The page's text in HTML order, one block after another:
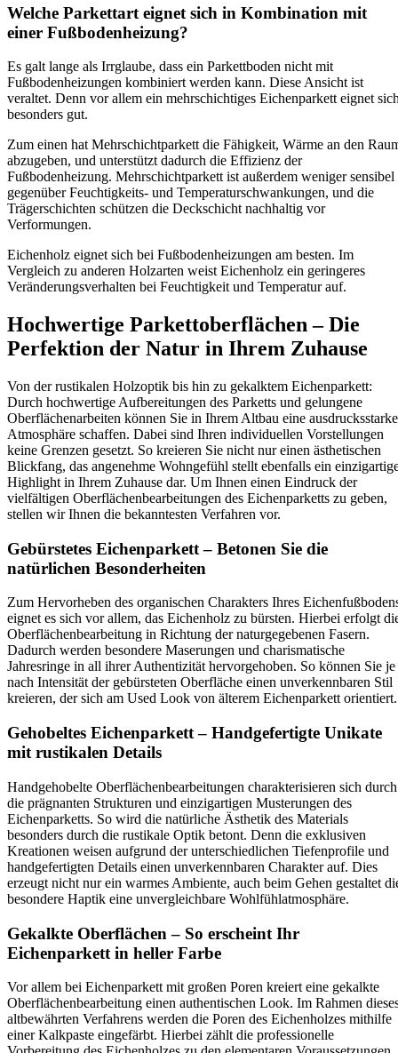
Welche Parkettart eignet sich in Kombination mit
einer Fußbodenheizung?
Es galt lange als Irrglaube, dass ein Parkettboden nicht mit
Fußbodenheizungen kombiniert werden kann. Diese Ansicht ist
veraltet. Denn vor allem ein mehrschichtiges Eichenparkett eignet
besonders gut.
Zum einen hat Mehrschichtparkett die Fähigkeit, Wärme an den
abzugeben, und unterstützt dadurch die Effizienz der
Fußbodenheizung. Mehrschichtparkett ist außerdem weniger sensibel
gegenüber Feuchtigkeits- und Temperaturschwankungen, und die
Trägerschichten schützen die Deckschicht nachhaltig vor
Verformungen.
Eichenholz eignet sich bei Fußbodenheizungen am besten. Im
Vergleich zu anderen Holzarten weist Eichenholz ein geringeres
Veränderungsverhalten bei Feuchtigkeit und Temperatur auf.
Hochwertige Parkettoberflächen – Die
Perfektion der Natur in Ihrem Zuhause
Von der rustikalen Holzoptik bis hin zu gekalktem Eichenparkett:
Durch hochwertige Aufbereitungen des Parketts und gelungene
Oberflächenarbeiten können Sie in Ihrem Altbau eine ausdrucksstarke
Atmosphäre schaffen. Dabei sind Ihren individuellen Vorstellungen
keine Grenzen gesetzt. So kreieren Sie nicht nur einen ästhetischen
Blickfang, das angenehme Wohngefühl stellt ebenfalls ein
Highlight in Ihrem Zuhause dar. Um Ihnen einen Eindruck der
vielfältigen Oberflächenbearbeitungen des Eichenparketts zu geben,
stellen wir Ihnen die bekanntesten Verfahren vor.
Gebürstetes Eichenparkett – Betonen Sie die
natürlichen Besonderheiten
Zum Hervorheben des organischen Charakters Ihres
eignet es sich vor allem, das Eichenholz zu bürsten. Hierbei erfolgt
Oberflächenbearbeitung in Richtung der naturgegebenen Fasern.
Dadurch werden besondere Maserungen und charismatische
Jahresringe in all ihrer Authentizität hervorgehoben. So können Sie je
nach Intensität der gebürsteten Oberfläche einen unverkennbaren Stil
kreieren, der sich am Used Look von älterem Eichenparkett orientiert.
Gehobeltes Eichenparkett – Handgefertigte Unikate
mit rustikalen Details
Handgehobelte Oberflächenbearbeitungen charakterisieren sich durch
die prägnanten Strukturen und einzigartigen Musterungen des
Eichenparketts. So wird die natürliche Ästhetik des Materials
besonders durch die rustikale Optik betont. Denn die exklusiven
Kreationen weisen aufgrund der unterschiedlichen Tiefenprofile und
handgefertigten Details einen unverkennbaren Charakter auf. Dies
erzeugt nicht nur ein warmes Ambiente, auch beim Gehen gestaltet
besondere Haptik eine unvergleichbare Wohlfühlatmosphäre.
Gekalkte Oberflächen – So erscheint Ihr
Eichenparkett in heller Farbe
Vor allem bei Eichenparkett mit großen Poren kreiert eine gekalkte
Oberflächenbearbeitung einen authentischen Look. Im Rahmen
altbewährten Verfahrens werden die Poren des Eichenholzes mithilfe
einer Kalkpaste eingefärbt. Hierbei zählt die professionelle